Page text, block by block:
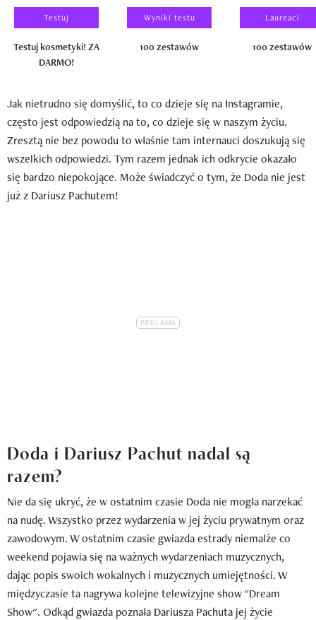
Testuj
Testuj kosmetyki! ZA
DARMO!
Wyniki testu
100 zestawów
Laureaci
100 zestawów
Jak nietrudno się domyślić, to co dzieje się na Instagramie,
często jest odpowiedzią na to, co dzieje się w naszym życiu.
Zresztą nie bez powodu to właśnie tam internauci doszukują się
wszelkich odpowiedzi. Tym razem jednak ich odkrycie okazało
się bardzo niepokojące. Może świadczyć o tym, że Doda nie jest
już z Dariusz Pachutem!
Doda i Dariusz Pachut nadal są
razem?
Nie da się ukryć, że w ostatnim czasie Doda nie mogła narzekać
na nudę. Wszystko przez wydarzenia w jej życiu prywatnym oraz
zawodowym. W ostatnim czasie gwiazda estrady niemalże co
weekend pojawia się na ważnych wydarzeniach muzycznych,
dając popis swoich wokalnych i muzycznych umiejętności. W
międzyczasie ta nagrywa kolejne telewizyjne show "Dream
Show". Odkąd gwiazda poznała Dariusza Pachuta jej życie